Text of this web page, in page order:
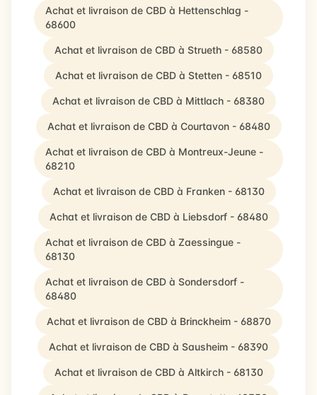
Achat et livraison de CBD à Hettenschlag -
68600
Achat et livraison de CBD à Strueth - 68580
Achat et livraison de CBD à Stetten - 68510
Achat et livraison de CBD à Mittlach - 68380
Achat et livraison de CBD à Courtavon - 68480
Achat et livraison de CBD à Montreux-Jeune -
68210
Achat et livraison de CBD à Franken - 68130
Achat et livraison de CBD à Liebsdorf - 68480
Achat et livraison de CBD à Zaessingue -
68130
Achat et livraison de CBD à Sondersdorf -
68480
Achat et livraison de CBD à Brinckheim - 68870
Achat et livraison de CBD à Sausheim - 68390
Achat et livraison de CBD à Altkirch - 68130